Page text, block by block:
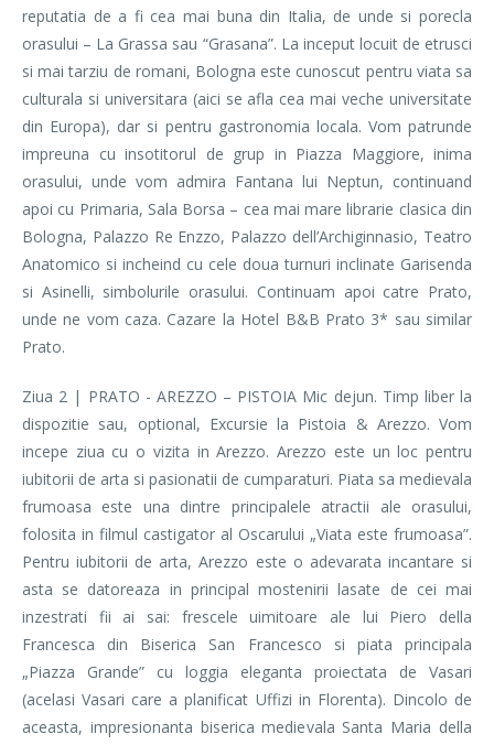
reputatia de a fi cea mai buna din Italia, de unde si porecla
orasului – La Grassa sau “Grasana”. La inceput locuit de etrusci
si mai tarziu de romani, Bologna este cunoscut pentru viata sa
culturala si universitara (aici se afla cea mai veche universitate
din Europa), dar si pentru gastronomia locala. Vom patrunde
impreuna cu insotitorul de grup in Piazza Maggiore, inima
orasului, unde vom admira Fantana lui Neptun, continuand
apoi cu Primaria, Sala Borsa – cea mai mare librarie clasica din
Bologna, Palazzo Re Enzzo, Palazzo dell’Archiginnasio, Teatro
Anatomico si incheind cu cele doua turnuri inclinate Garisenda
si Asinelli, simbolurile orasului. Continuam apoi catre Prato,
unde ne vom caza. Cazare la Hotel B&B Prato 3* sau similar
Prato.
Ziua 2 | PRATO - AREZZO – PISTOIA Mic dejun. Timp liber la
dispozitie sau, optional, Excursie la Pistoia & Arezzo. Vom
incepe ziua cu o vizita in Arezzo. Arezzo este un loc pentru
iubitorii de arta si pasionatii de cumparaturi. Piata sa medievala
frumoasa este una dintre principalele atractii ale orasului,
folosita in filmul castigator al Oscarului „Viata este frumoasa”.
Pentru iubitorii de arta, Arezzo este o adevarata incantare si
asta se datoreaza in principal mostenirii lasate de cei mai
inzestrati fii ai sai: frescele uimitoare ale lui Piero della
Francesca din Biserica San Francesco si piata principala
„Piazza Grande” cu loggia eleganta proiectata de Vasari
(acelasi Vasari care a planificat Uffizi in Florenta). Dincolo de
aceasta, impresionanta biserica medievala Santa Maria della